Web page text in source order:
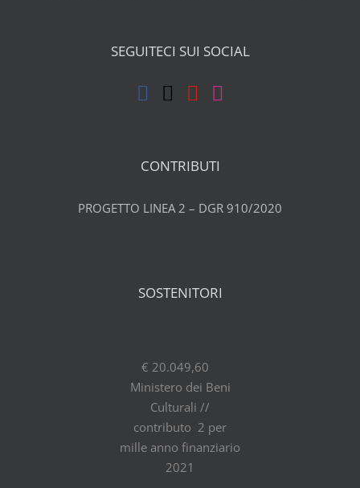
SEGUITECI SUI SOCIAL
CONTRIBUTI
PROGETTO LINEA 2 – DGR 910/2020
SOSTENITORI
€ 20.049,60
Ministero dei Beni
Culturali //
contributo 2 per
mille anno finanziario
2021